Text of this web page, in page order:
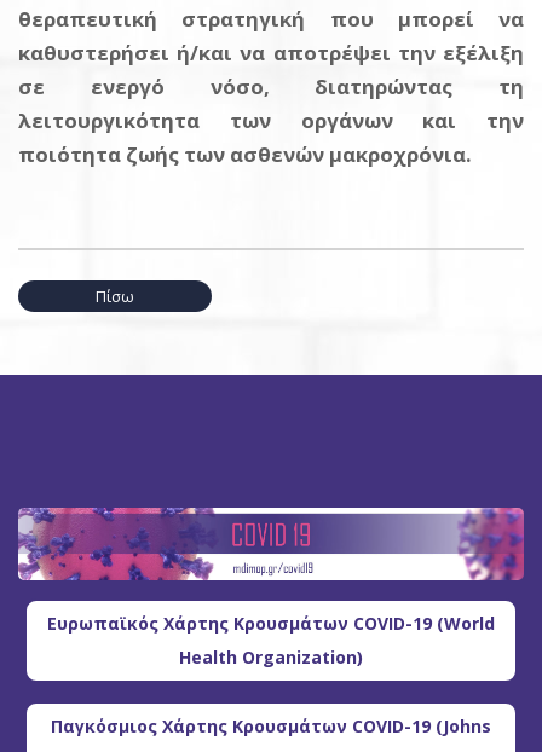
θεραπευτική στρατηγική που μπορεί να
καθυστερήσει ή/και να αποτρέψει την εξέλιξη
σε ενεργό νόσο, διατηρώντας τη
λειτουργικότητα των οργάνων και την
ποιότητα ζωής των ασθενών μακροχρόνια.
Πίσω
Ευρωπαϊκός Χάρτης Κρουσμάτων COVID-19 (World
Health Organization)
Παγκόσμιος Χάρτης Κρουσμάτων COVID-19 (Johns